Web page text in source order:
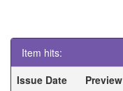
Item hits:
Issue Date
Preview